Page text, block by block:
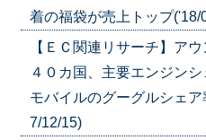
着の福袋が売上トップ('18/
【ＥＣ関連リサーチ】ア
４０カ国、主要エンジン
モバイルのグーグルシェ
7/12/15)